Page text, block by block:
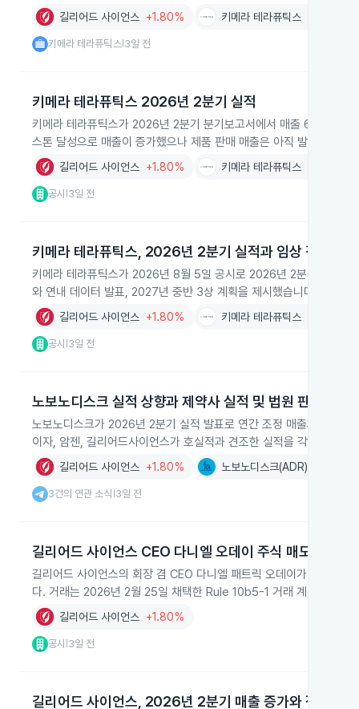
길리어드 사이언스 +1.80% 키메라 테라퓨틱스
키메라 테라퓨틱스 3일 전
키메라 테라퓨틱스 2026년 2분기 실적
키메라 테라퓨틱스가 2026년 2분기 분기보고서에서 매출 6,500만
스톤 달성으로 매출이 증가했으나 제품 판매 매출은 아직 발생하지 않
길리어드 사이언스 +1.80% 키메라 테라퓨틱스
공시 3일 전
키메라 테라퓨틱스, 2026년 2분기 실적과 임상 진척
키메라 테라퓨틱스가 2026년 8월 5일 공시로 2026년 2분기 실적과
와 연내 데이터 발표, 2027년 중반 3상 계획을 제시했습니다.
길리어드 사이언스 +1.80% 키메라 테라퓨틱스
공시 3일 전
노보노디스크 실적 상향과 제약사 실적 및 법원 판결
노보노디스크가 2026년 2분기 실적 발표로 연간 조정 매출과 영업
이자, 암젠, 길리어드사이언스가 호실적과 견조한 실적을 각각 보고했
길리어드 사이언스 +1.80% 노보노디스크(ADR)
3건의 연관 소식 3일 전
길리어드 사이언스 CEO 다니엘 오데이 주식 매도
길리어드 사이언스의 회장 겸 CEO 다니엘 패트릭 오데이가 2026
다. 거래는 2026년 2월 25일 채택한 Rule 10b5-1 거래 계획에 따라
길리어드 사이언스 +1.80%
공시 3일 전
길리어드 사이언스, 2026년 2분기 매출 증가와 적자 전환